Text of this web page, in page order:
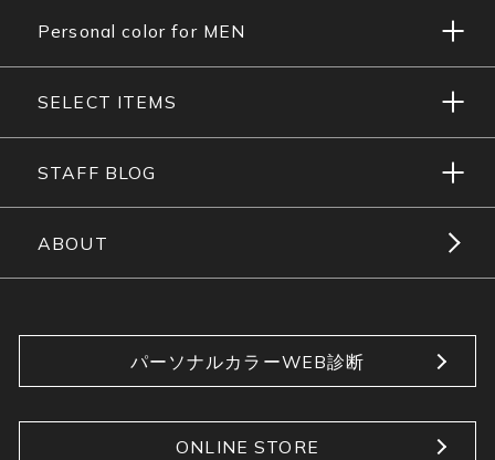
Personal color for MEN
SELECT ITEMS
STAFF BLOG
ABOUT
パーソナルカラーWEB診断
ONLINE STORE